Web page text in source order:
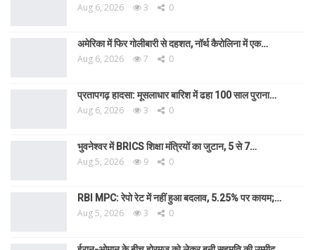
Aug 6, 2026 3 0
अमेरिका में फिर गोलीबारी से दहशत, नॉर्थ कैरोलिना में एक…
Aug 6, 2026 7 0
प्रतापगढ़ हादसा: मूसलाधार बारिश में ढहा 100 साल पुराना…
Aug 6, 2026 3 0
भुवनेश्वर में BRICS शिक्षा मंत्रियों का जुटान, 5 से 7…
Aug 5, 2026 9 0
RBI MPC: रेपो रेट में नहीं हुआ बदलाव, 5.25% पर कायम;…
Aug 5, 2026 3 0